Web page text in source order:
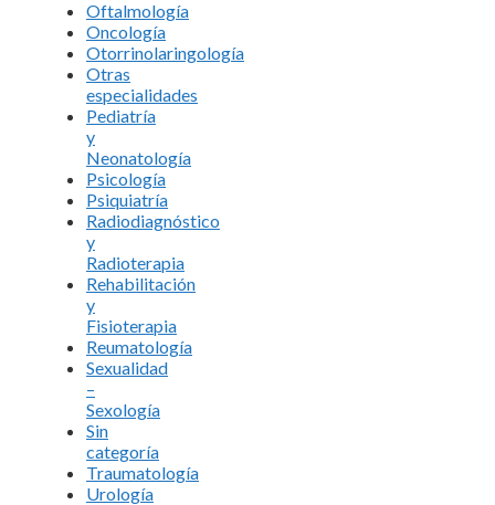
Oftalmología
Oncología
Otorrinolaringología
Otras
especialidades
Pediatría
y
Neonatología
Psicología
Psiquiatría
Radiodiagnóstico
y
Radioterapia
Rehabilitación
y
Fisioterapia
Reumatología
Sexualidad
–
Sexología
Sin
categoría
Traumatología
Urología